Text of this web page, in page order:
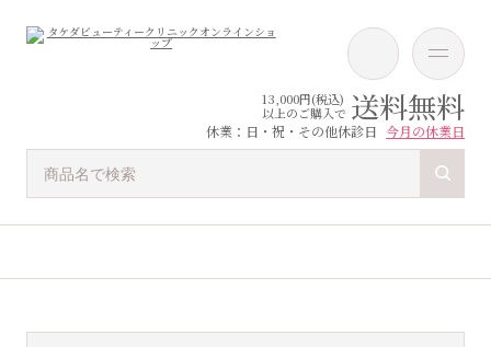
13,000円(税込)
以上のご購入で 送料無料
休業：日・祝・その他休診日 今月の休業日